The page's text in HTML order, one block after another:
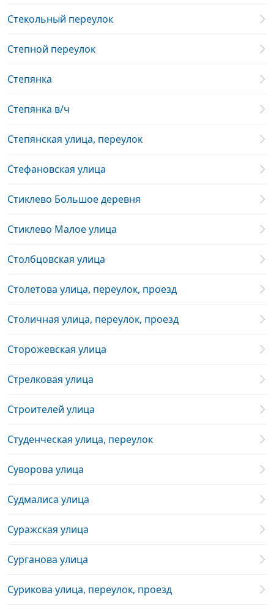
Стекольный переулок
Степной переулок
Степянка
Степянка в/ч
Степянская улица, переулок
Стефановская улица
Стиклево Большое деревня
Стиклево Малое улица
Столбцовская улица
Столетова улица, переулок, проезд
Столичная улица, переулок, проезд
Сторожевская улица
Стрелковая улица
Строителей улица
Студенческая улица, переулок
Суворова улица
Судмалиса улица
Суражская улица
Сурганова улица
Сурикова улица, переулок, проезд